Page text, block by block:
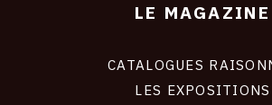
LE MAGAZINE
CATALOGUES
LES EXPOSITIONS